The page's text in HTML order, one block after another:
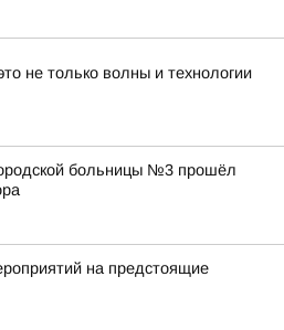
не только волны и технологии
больницы №3 прошёл
на предстоящие